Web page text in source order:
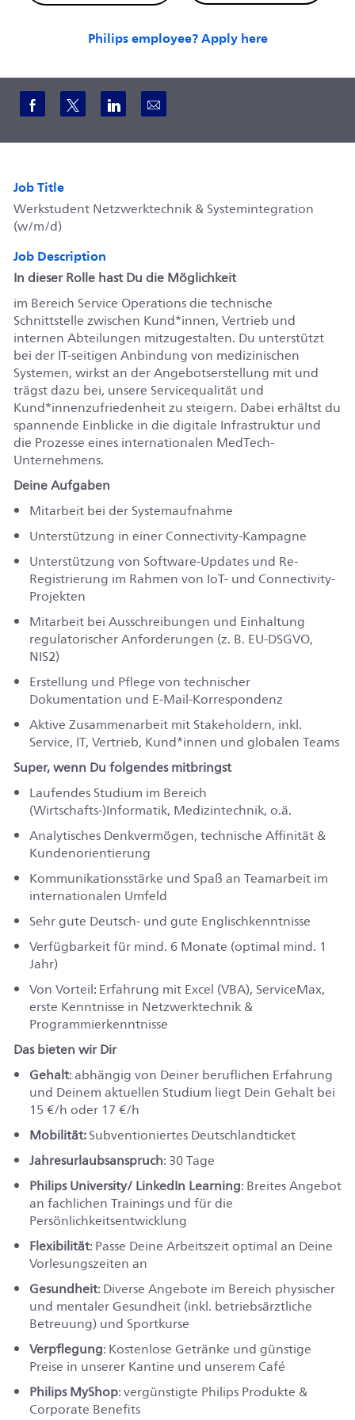
Philips employee? Apply here
Share via Facebook
Share via twitter
Share via LinkedIn
Share via email
Job Title
Werkstudent Netzwerktechnik & Systemintegration
(w/m/d)
Job Description
In dieser Rolle hast Du die Möglichkeit
im Bereich Service Operations die technische
Schnittstelle zwischen Kund*innen, Vertrieb und
internen Abteilungen mitzugestalten. Du unterstützt
bei der IT-seitigen Anbindung von medizinischen
Systemen, wirkst an der Angebotserstellung mit und
trägst dazu bei, unsere Servicequalität und
Kund*innenzufriedenheit zu steigern. Dabei erhältst du
spannende Einblicke in die digitale Infrastruktur und
die Prozesse eines internationalen MedTech-
Unternehmens.
Deine Aufgaben
Mitarbeit bei der Systemaufnahme
Unterstützung in einer Connectivity-Kampagne
Unterstützung von Software-Updates und Re-
Registrierung im Rahmen von IoT- und Connectivity-
Projekten
Mitarbeit bei Ausschreibungen und Einhaltung
regulatorischer Anforderungen (z. B. EU-DSGVO,
NIS2)
Erstellung und Pflege von technischer
Dokumentation und E-Mail-Korrespondenz
Aktive Zusammenarbeit mit Stakeholdern, inkl.
Service, IT, Vertrieb, Kund*innen und globalen Teams
Super, wenn Du folgendes mitbringst
Laufendes Studium im Bereich
(Wirtschafts-)Informatik, Medizintechnik, o.ä.
Analytisches Denkvermögen, technische Affinität &
Kundenorientierung
Kommunikationsstärke und Spaß an Teamarbeit im
internationalen Umfeld
Sehr gute Deutsch- und gute Englischkenntnisse
Verfügbarkeit für mind. 6 Monate (optimal mind. 1
Jahr)
Von Vorteil: Erfahrung mit Excel (VBA), ServiceMax,
erste Kenntnisse in Netzwerktechnik &
Programmierkenntnisse
Das bieten wir Dir
Gehalt: abhängig von Deiner beruflichen Erfahrung
und Deinem aktuellen Studium liegt Dein Gehalt bei
15 €/h oder 17 €/h
Mobilität:Subventioniertes Deutschlandticket
Jahresurlaubsanspruch: 30 Tage
Philips University/ LinkedIn Learning: Breites Angebot
an fachlichen Trainings und für die
Persönlichkeitsentwicklung
Flexibilität: Passe Deine Arbeitszeit optimal an Deine
Vorlesungszeiten an
Gesundheit: Diverse Angebote im Bereich physischer
und mentaler Gesundheit (inkl. betriebsärztliche
Betreuung) und Sportkurse
Verpflegung: Kostenlose Getränke und günstige
Preise in unserer Kantine und unserem Café
Philips MyShop: vergünstigte Philips Produkte &
Corporate Benefits